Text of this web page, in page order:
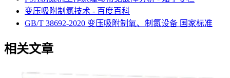
变压吸附制氮技术 - 百度百科
GB/T 38692-2020 变压吸附制氧、制氮设备 国家标准
相关文章